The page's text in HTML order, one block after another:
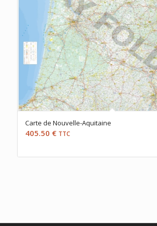
Carte de Nouvelle-Aquitaine
405.50 € TTC